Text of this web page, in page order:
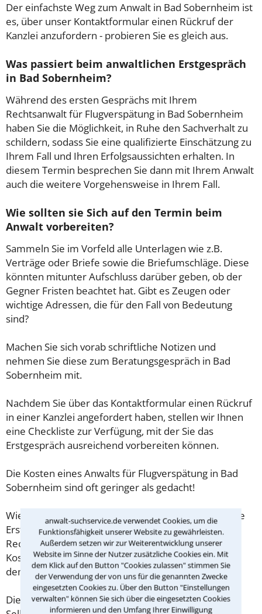
anwalt-suchservice.de verwendet Cookies, um die
Funktionsfähigkeit unserer Website zu gewährleisten.
Außerdem setzen wir zur Weiterentwicklung unserer
Website im Sinne der Nutzer zusätzliche Cookies ein. Mit
dem Klick auf den Button "Cookies zulassen" stimmen Sie
der Verwendung der von uns für die genannten Zwecke
eingesetzten Cookies zu. Über den Button "Einstellungen
verwalten" können Sie sich über die eingesetzten Cookies
informieren und den Umfang Ihrer Einwilligung
Der einfachste Weg zum Anwalt in Bad Sobernheim ist
es, über unser Kontaktformular einen Rückruf der
Kanzlei anzufordern - probieren Sie es gleich aus.
Was passiert beim anwaltlichen Erstgespräch
in Bad Sobernheim?
Während des ersten Gesprächs mit Ihrem
Rechtsanwalt für Flugverspätung in Bad Sobernheim
haben Sie die Möglichkeit, in Ruhe den Sachverhalt zu
schildern, sodass Sie eine qualifizierte Einschätzung zu
Ihrem Fall und Ihren Erfolgsaussichten erhalten. In
diesem Termin besprechen Sie dann mit Ihrem Anwalt
auch die weitere Vorgehensweise in Ihrem Fall.
Wie sollten sie Sich auf den Termin beim
Anwalt vorbereiten?
Sammeln Sie im Vorfeld alle Unterlagen wie z.B.
Verträge oder Briefe sowie die Briefumschläge. Diese
könnten mitunter Aufschluss darüber geben, ob der
Gegner Fristen beachtet hat. Gibt es Zeugen oder
wichtige Adressen, die für den Fall von Bedeutung
sind?
Machen Sie sich vorab schriftliche Notizen und
nehmen Sie diese zum Beratungsgespräch in Bad
Sobernheim mit.
Nachdem Sie über das Kontaktformular einen Rückruf
in einer Kanzlei angefordert haben, stellen wir Ihnen
eine Checkliste zur Verfügung, mit der Sie das
Erstgespräch ausreichend vorbereiten können.
Die Kosten eines Anwalts für Flugverspätung in Bad
Sobernheim sind oft geringer als gedacht!
Wieviel ein Rechtsanwalt in Bad Sobernheim für eine
Erstberatung verlangen darf, ist in §34 des
Rechtsanwaltsvergütungsgesetz (RVG) geregelt. Die
Kosten für das erste Beratungsgespräch betragen
demnach maximal 190,00 € zzgl. MwSt.
Diese Regelung gilt jedoch nur für Verbraucher. Für